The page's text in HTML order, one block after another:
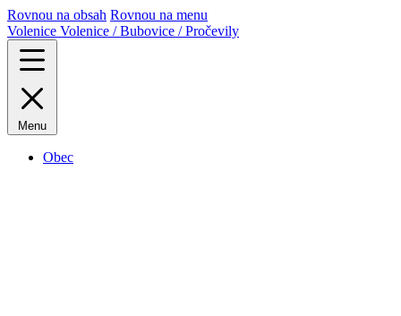
Rovnou na obsah Rovnou na menu
Volenice Volenice / Bubovice / Pročevily
Menu
Obec